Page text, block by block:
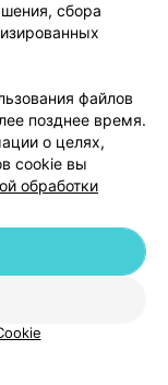
Республика Беларусь,
сбора
файлов
позднее время.
о целях,
cookie вы
обработки